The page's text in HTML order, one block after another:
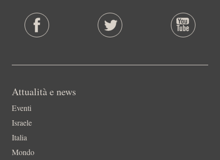
Attualità e news
Eventi
Israele
Italia
Mondo